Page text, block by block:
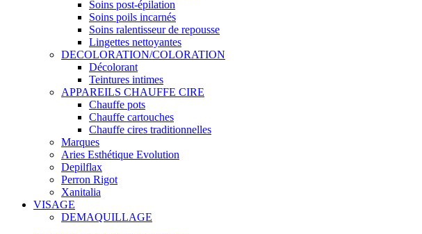
Soins post-épilation
Soins poils incarnés
Soins ralentisseur de repousse
Lingettes nettoyantes
DECOLORATION/COLORATION
Décolorant
Teintures intimes
APPAREILS CHAUFFE CIRE
Chauffe pots
Chauffe cartouches
Chauffe cires traditionnelles
Marques
Aries Esthétique Evolution
Depilflax
Perron Rigot
Xanitalia
VISAGE
DEMAQUILLAGE